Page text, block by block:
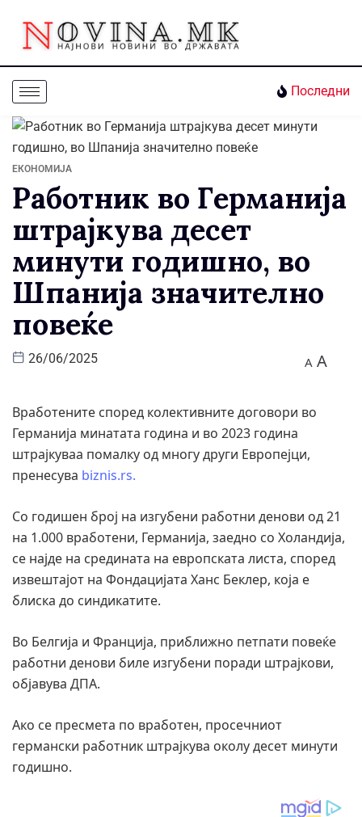
Последни
ЕКОНОМИЈА
Работник во Германија
штрајкува десет
минути годишно, во
Шпанија значително
повеќе
26/06/2025 A A
Вработените според колективните договори во
Германија минатата година и во 2023 година
штрајкуваа помалку од многу други Европејци,
пренесува biznis.rs.
Со годишен број на изгубени работни денови од 21
на 1.000 вработени, Германија, заедно со Холандија,
се најде на средината на европската листа, според
извештајот на Фондацијата Ханс Беклер, која е
блиска до синдикатите.
Во Белгија и Франција, приближно петпати повеќе
работни денови биле изгубени поради штрајкови,
објавува ДПА.
Ако се пресмета по вработен, просечниот
германски работник штрајкува околу десет минути
годишно.